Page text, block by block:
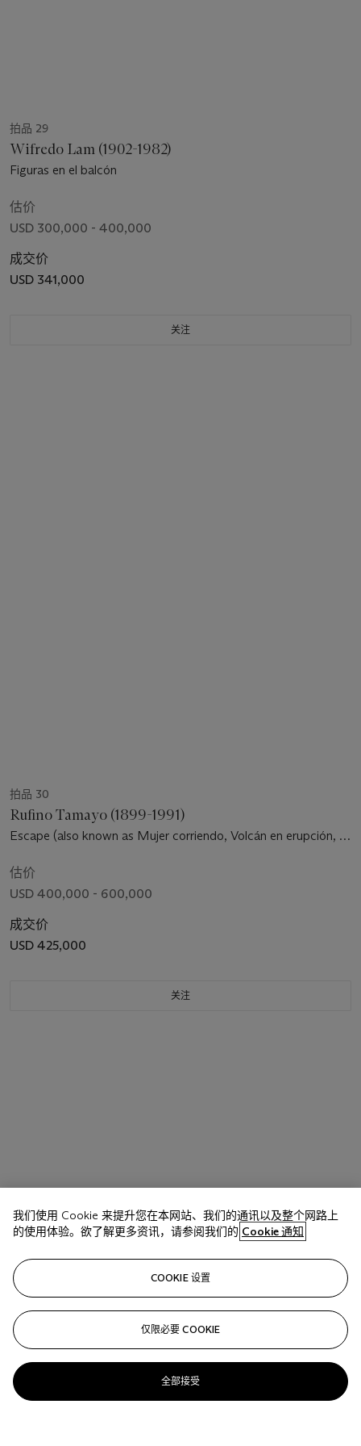
拍品 29
Wifredo Lam (1902-1982)
Figuras en el balcón
估价
USD 300,000 - 400,000
成交价
USD 341,000
关注
拍品 30
Rufino Tamayo (1899-1991)
Escape (also known as Mujer corriendo, Volcán en erupción, or
估价
USD 400,000 - 600,000
成交价
USD 425,000
关注
我们使用 Cookie 来提升您在本网站、我们的通讯以及整个网路上
的使用体验。欲了解更多资讯，请参阅我们的 Cookie 通知
COOKIE 设置
仅限必要 COOKIE
全部接受